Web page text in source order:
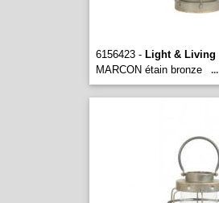
6156423 - Light & Living
MARCON étain bronze
...